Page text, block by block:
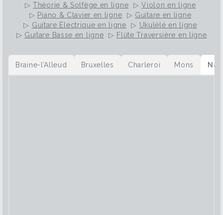
▷Théorie & Solfège en ligne ▷Violon en ligne
▷ Piano & Clavier en ligne ▷ Guitare en ligne
▷ Guitare Electrique en ligne ▷ Ukulélé en ligne
▷ Guitare Basse en ligne ▷ Flûte Traversière en ligne
Braine-l’Alleud Bruxelles Charleroi Mons